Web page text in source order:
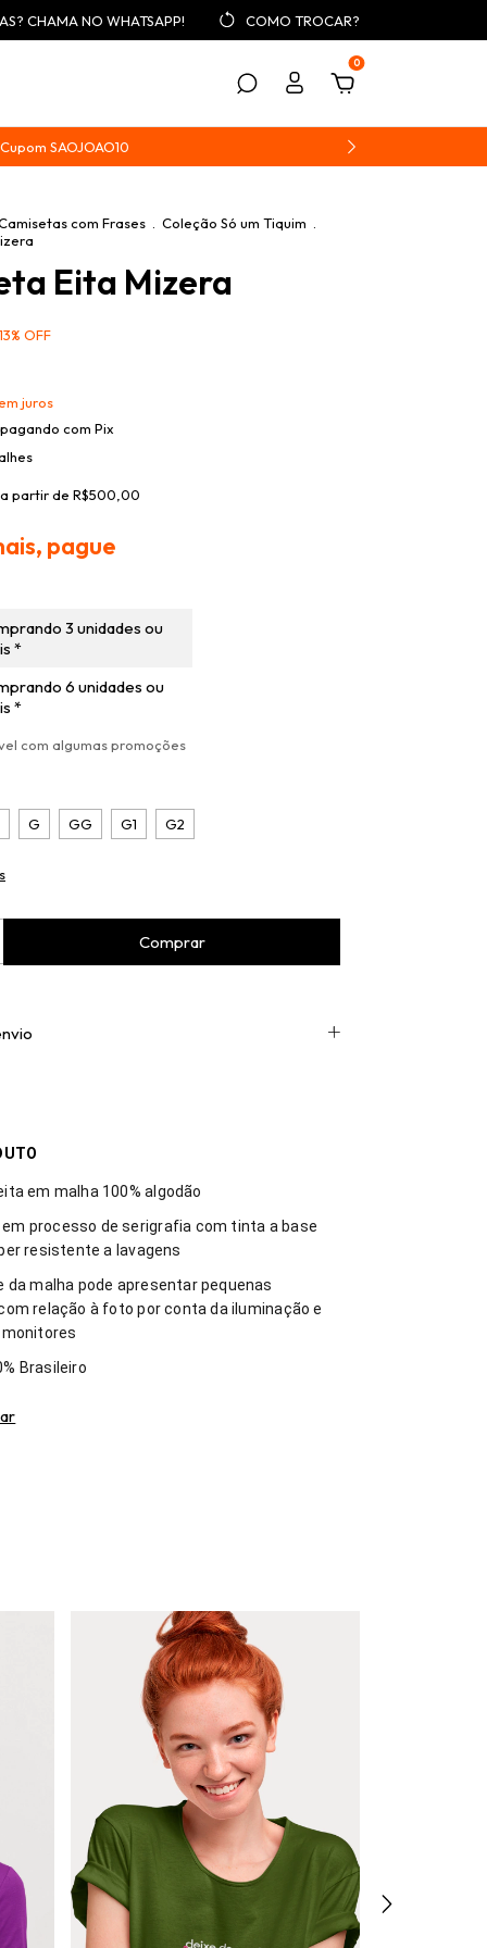
CHAMA NO WHATSAPP! COMO TROCAR?
0
SAOJOAO10
com Frases Coleção Só um Tiquim
Eita Mizera
13% OFF
juros
pagando com Pix
a partir de R$500,00
pague
3 unidades ou
*
6 unidades ou
*
com algumas promoções
G GG G1 G2
em malha 100% algodão
processo de serigrafia com tinta a base
resistente a lavagens
da malha pode apresentar pequenas
relação à foto por conta da iluminação e
Brasileiro